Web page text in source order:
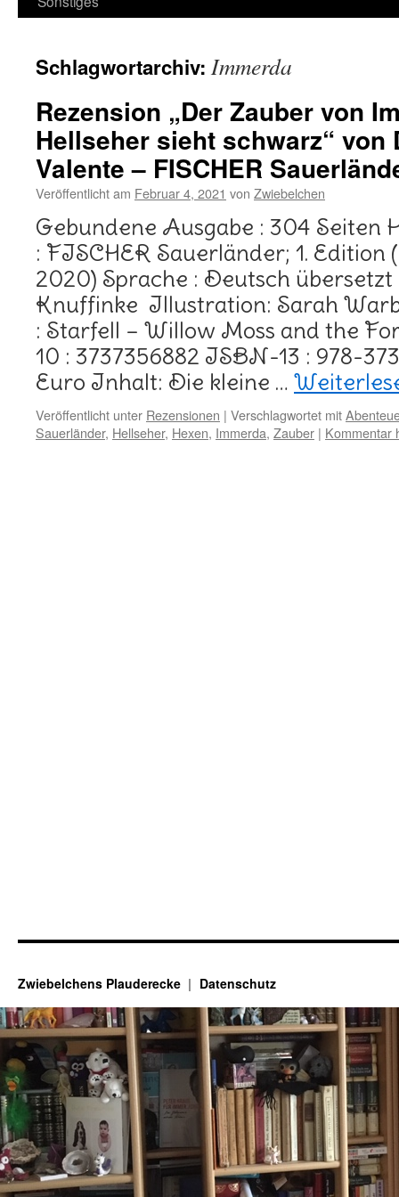
Schlagwortarchiv: Immerda
Rezension „Der Zauber von
Hellseher sieht schwarz“ von
Valente – FISCHER
Veröffentlicht am Februar 4, 2021 von Zwiebelchen
Gebundene Ausgabe : 304 Seiten
: FISCHER Sauerländer; 1. Edition
2020) Sprache : Deutsch
Knuffinke Illustration: Sarah
: Starfell – Willow Moss and the
10 : 3737356882 ISBN-13 : 978-
Euro Inhalt: Die kleine …
Veröffentlicht unter Rezensionen | Verschlagwortet mit
Sauerländer, Hellseher, Hexen, Immerda, Zauber | Kommentar
Zwiebelchens Plauderecke Datenschutz